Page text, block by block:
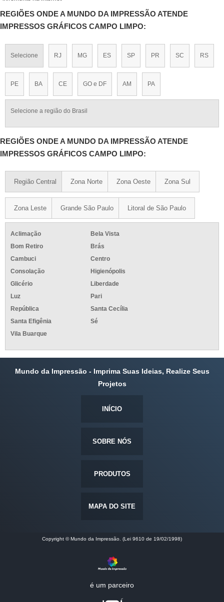
REGIÕES ONDE A MUNDO DA IMPRESSÃO ATENDE
IMPRESSOS GRÁFICOS CAMPO LIMPO:
Selecione RJ MG ES SP PR SC RS
PE BA CE GO e DF AM PA
Selecione a região do Brasil
REGIÕES ONDE A MUNDO DA IMPRESSÃO ATENDE
IMPRESSOS GRÁFICOS CAMPO LIMPO:
Região Central Zona Norte Zona Oeste Zona Sul
Zona Leste Grande São Paulo Litoral de São Paulo
Aclimação
Bela Vista
Bom Retiro
Brás
Cambuci
Centro
Consolação
Higienópolis
Glicério
Liberdade
Luz
Pari
República
Santa Cecília
Santa Efigênia
Sé
Vila Buarque
Mundo da Impressão - Imprima Suas Ideias, Realize Seus
Projetos
INÍCIO
SOBRE NÓS
PRODUTOS
MAPA DO SITE
Copyright © Mundo da Impressão. (Lei 9610 de 19/02/1998)
é um parceiro